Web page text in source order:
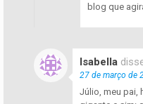
blog que
Isabella
27 de março de
Júlio, meu pai,